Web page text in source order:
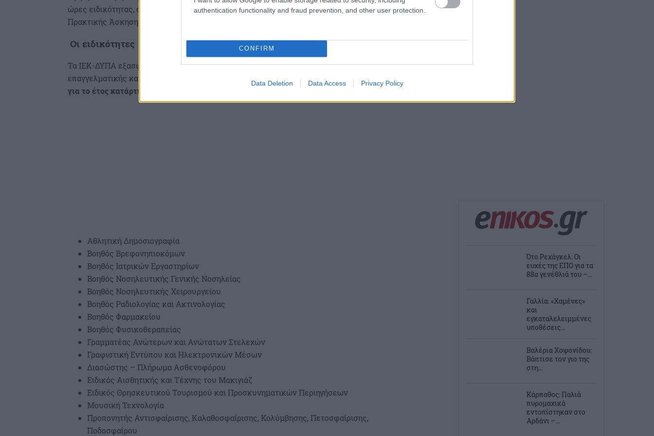
authentication functionality and fraud prevention, and other user protection.
CONFIRM
Data Deletion Data Access Privacy Policy
ώρες ειδικότητας, σύμφωνα με τα συγκεκριμένα προγράμματα σπουδών και σε ένα εξάμηνο
Πρακτικής Άσκησης, συνολικής διάρκειας 960 ωρών.
Oι ειδικότητες
Τα ΙΕΚ-ΔΥΠΑ εξασφαλίζουν στους αποφοίτους (μετά από εξετάσεις πιστοποίησης αρχικής
επαγγελματικής κατάρτισης) Δίπλωμα Επαγγελματικής Ειδικότητας Επιπέδου 5.
για το έτος κατάρτισης 2022-2023 είναι οι εξής:
Αθλητική Δημοσιογραφία
Βοηθός Βρεφονηπιοκόμων
Βοηθός Ιατρικών Εργαστηρίων
Βοηθός Νοσηλευτικής Γενικής Νοσηλείας
Βοηθός Νοσηλευτικής Χειρουργείου
Βοηθός Ραδιολογίας και Ακτινολογίας
Βοηθός Φαρμακείου
Βοηθός Φυσικοθεραπείας
Γραμματέας Ανώτερων και Ανώτατων Στελεχών
Γραφιστική Εντύπου και Ηλεκτρονικών Μέσων
Διασώστης – Πλήρωμα Ασθενοφόρου
Ειδικός Αισθητικής και Τέχνης του Μακιγιάζ
Ειδικός Θρησκευτικού Τουρισμού και Προσκυνηματικών Περιηγήσεων
Μουσική Τεχνολογία
Προπονητής Αντισφαίρισης, Καλαθοσφαίρισης, Κολύμβησης, Πετοσφαίρισης,
Ποδοσφαίρου
Ότο Ρεχάγκελ: Οι
ευχές της EΠΟ για τα
88α γενέθλιά του –...
Γαλλία: «Χαμένες»
και
εγκαταλελειμμένες
υποθέσεις...
Βαλέρια Χοψονίδου:
Βάπτισε τον γιο της
στη...
Κάρπαθος: Παλιά
πυρομαχικά
εντοπίστηκαν στο
Αρδάνι –...